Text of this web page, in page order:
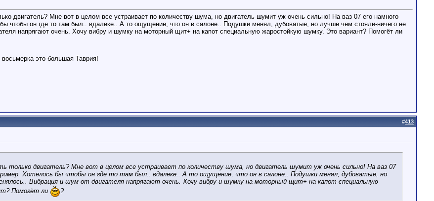
двигатель? Мне вот в целом все устраивает по количеству шума, но двигатель шумит уж очень сильно! На ваз 07 его намного
чтобы он где то там был.. вдалеке.. А то ощущение, что он в салоне.. Подушки менял, дубоватые, но лучше чем стояли-ничего не
напрягают очень. Хочу вибру и шумку на моторный щит+ на капот специальную жаростойкую шумку. Это вариант? Помогёт ли
это большая Таврия!
#413
только двигатель? Мне вот в целом все устраивает по количеству шума, но двигатель шумит уж очень сильно! На ваз 07
Хотелось бы чтобы он где то там был.. вдалеке.. А то ощущение, что он в салоне.. Подушки менял, дубоватые, но
Вибрация и шум от двигателя напрягают очень. Хочу вибру и шумку на моторный щит+ на капот специальную
Помогёт ли
?